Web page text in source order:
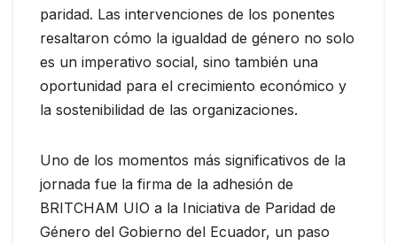
paridad. Las intervenciones de los ponentes
resaltaron cómo la igualdad de género no solo
es un imperativo social, sino también una
oportunidad para el crecimiento económico y
la sostenibilidad de las organizaciones.
Uno de los momentos más significativos de la
jornada fue la firma de la adhesión de
BRITCHAM UIO a la Iniciativa de Paridad de
Género del Gobierno del Ecuador, un paso